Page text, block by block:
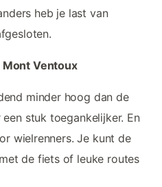
heb je last van
Ventoux
minder hoog dan de
stuk toegankelijker. En
wielrenners. Je kunt de
de fiets of leuke routes